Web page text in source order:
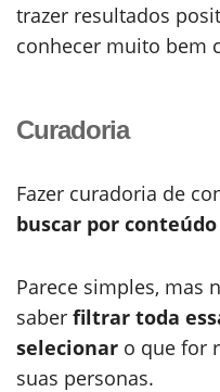
trazer resultados
conhecer muito bem
Curadoria
Fazer curadoria de
buscar por
Parece simples, mas
saber filtrar toda
selecionar o que for
suas personas.